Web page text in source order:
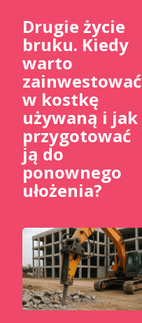
​Drugie życie
bruku. Kiedy
warto
zainwestować
w kostkę
używaną i jak
przygotować
ją do
ponownego
ułożenia?